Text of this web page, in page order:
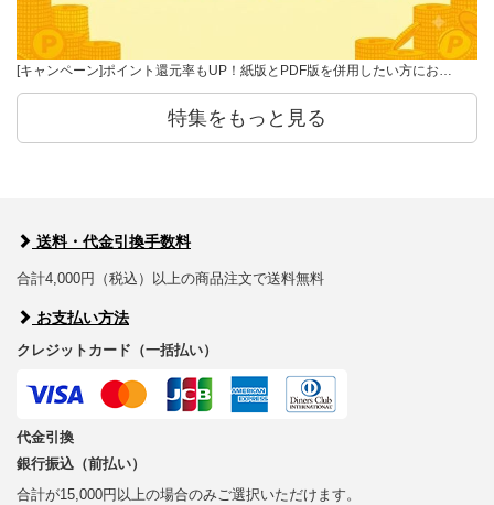
[キャンペーン]ポイント還元率もUP！紙版とPDF版を併用したい方にお…
特集をもっと見る
送料・代金引換手数料
合計4,000円（税込）以上の商品注文で送料無料
お支払い方法
クレジットカード（一括払い）
代金引換
銀行振込（前払い）
合計が15,000円以上の場合のみご選択いただけます。